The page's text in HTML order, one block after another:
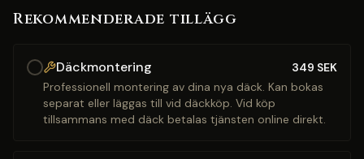
Rekommenderade tillägg
Däckmontering 349 SEK
Professionell montering av dina nya däck. Kan bokas
separat eller läggas till vid däckköp. Vid köp
tillsammans med däck betalas tjänsten online direkt.